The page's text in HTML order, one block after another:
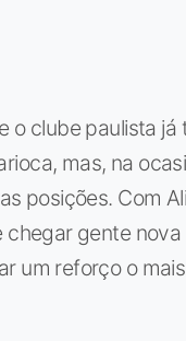
o clube paulista
mas, na
posições. Com
gente
um reforço o